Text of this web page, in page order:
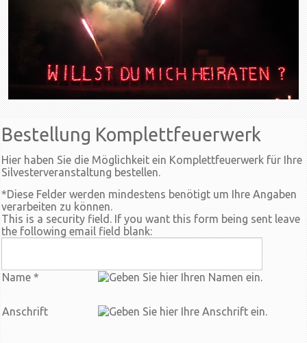
Bestellung Komplettfeuerwerk
Hier haben Sie die Möglichkeit ein Komplettfeuerwerk für Ihre
Silvesterveranstaltung bestellen.
*Diese Felder werden mindestens benötigt um Ihre Angaben
verarbeiten zu können.
This is a security field. If you want this form being sent leave
the following email field blank:
Name *
Anschrift